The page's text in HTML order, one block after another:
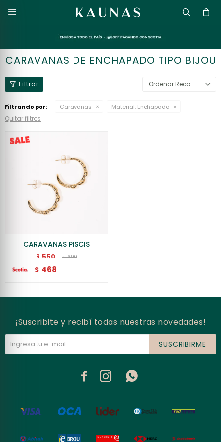

CARAVANAS DE ENCHAPADO TIPO BIJOU
Recomendados
Filtrando por: Caravanas Material: Enchapado
Quitar filtros
CARAVANAS PISCIS
$ 550 $ 690
$ 468
¡Suscribite y recibí todas nuestras novedades!
SUSCRIBIRME
  